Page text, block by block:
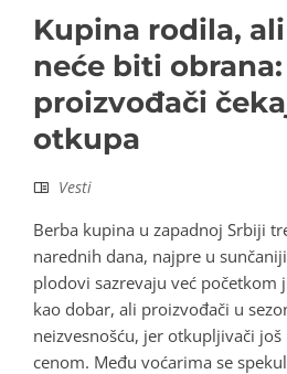
Kupina rodila,
neće biti obrana:
proizvođači
otkupa
Vesti
Berba kupina u zapadnoj Srbiji
narednih dana, najpre u
plodovi sazrevaju već početkom
kao dobar, ali proizvođači u
neizvesnošću, jer otkupljivači još
cenom. Među voćarima se